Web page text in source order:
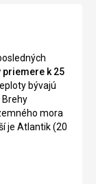
priemere k 25
bývajú
mora
je Atlantik (20